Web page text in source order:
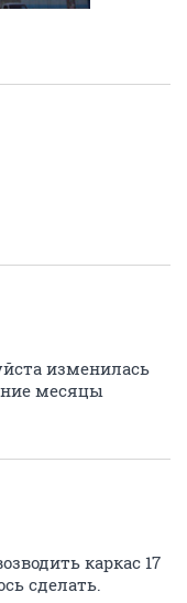
изменилась
месяцы
каркас 17
сделать.